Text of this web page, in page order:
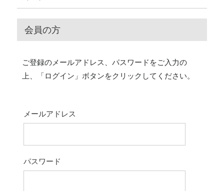
会員の方
ご登録のメールアドレス、パスワードをご入力の
上、「ログイン」ボタンをクリックしてください。
メールアドレス
パスワード